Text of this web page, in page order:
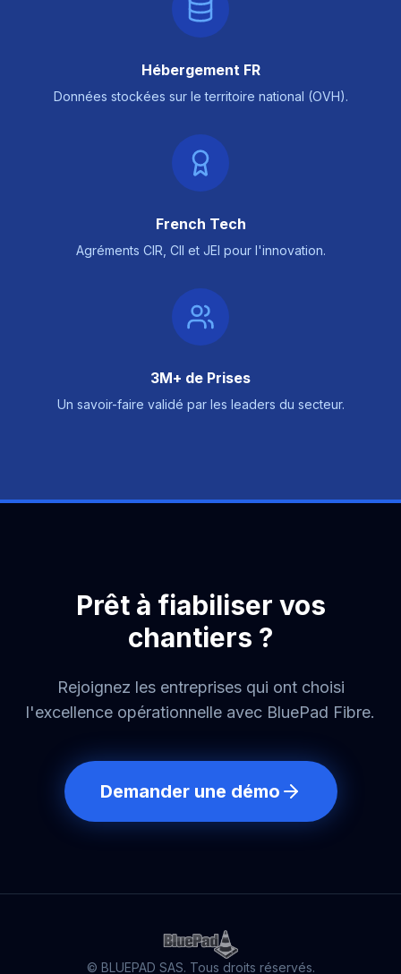
Hébergement FR
Données stockées sur le territoire national (OVH).
French Tech
Agréments CIR, CII et JEI pour l'innovation.
3M+ de Prises
Un savoir-faire validé par les leaders du secteur.
Prêt à fiabiliser vos
chantiers ?
Rejoignez les entreprises qui ont choisi
l'excellence opérationnelle avec BluePad Fibre.
Demander une démo
© BLUEPAD SAS. Tous droits réservés.